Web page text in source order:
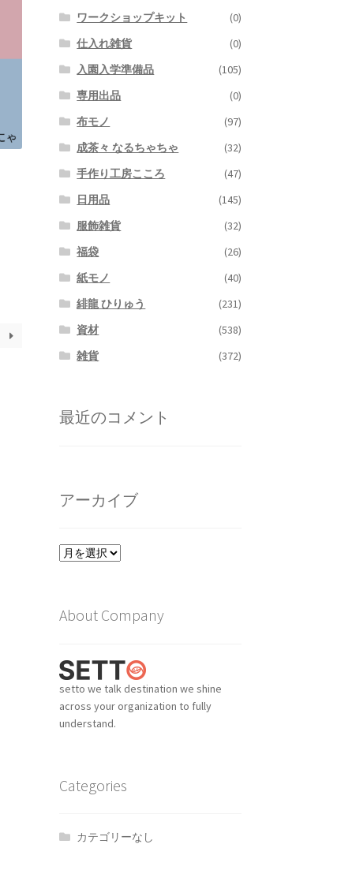
ワークショップキット
(0)
仕入れ雑貨
(0)
入園入学準備品
(105)
専用出品
(0)
布モノ
(97)
成茶々 なるちゃちゃ
(32)
手作り工房こころ
(47)
日用品
(145)
服飾雑貨
(32)
福袋
(26)
紙モノ
(40)
緋龍 ひりゅう
(231)
資材
(538)
雑貨
(372)
最近のコメント
アーカイブ
ア
ブ
About Company
setto we talk destination we shine
across your organization to fully
understand.
Categories
カテゴリーなし